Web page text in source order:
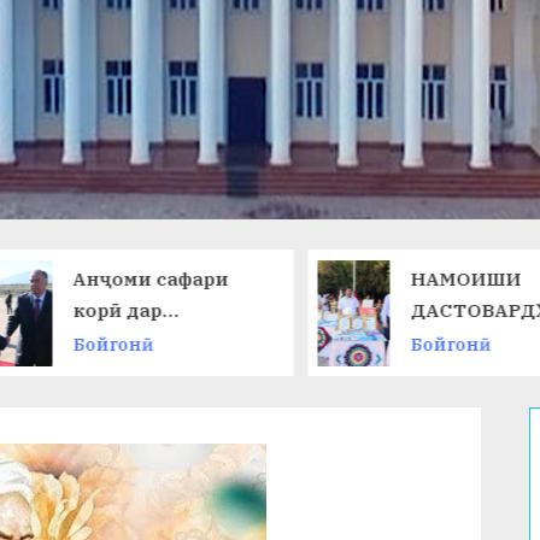
Анҷоми сафари
корӣ дар
Ҷумҳурии
Бойгонӣ
НАМОИШИ
ОМӮЗГОРОН
Бойгонӣ